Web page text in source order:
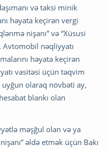
və taksi minik
həyata keçirən vergi
nişanı” və “Xüsusi
Avtomobil nəqliyyatı
həyata keçirən
vasitəsi üçün təqvim
uyğun olaraq növbəti ay,
blankı olan
məşğul olan və ya
əldə etmək üçün Bakı